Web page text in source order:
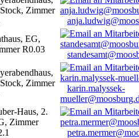
Zimmer
EG,
R0.03
Zimmer
karin.malyssek-
Haus, 2.
Zimmer